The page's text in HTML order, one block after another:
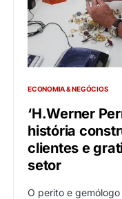
ECONOMIA & NEGÓCIOS
‘H.Werner
história
clientes e
setor
O perito e